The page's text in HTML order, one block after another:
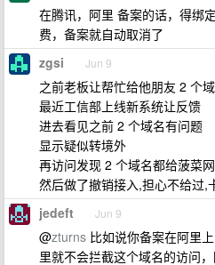
在腾讯，阿里 备案的话，得绑
费，备案就自动取消了
zgsi Jun 9
之前老板让帮忙给他朋友 2 个
最近工信部上线新系统让反馈
进去看见之前 2 个域名有问题
显示疑似转境外
再访问发现 2 个域名都给菠菜
然后做了撤销接入,担心不给过,
jedeft Jun 9
@zturns 比如说你备案在阿里
里就不会拦截这个域名的访问